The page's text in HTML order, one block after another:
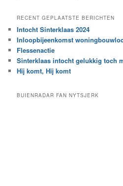
e
e
n
b
e
a
k
i
n
h
e
t
c
RECENT GEPLAATSTE BERICHTEN
Intocht Sinterklaas 2024
Inloopbijeenkomst
Flessenactie
Sinterklaas intocht gelukkig toch
Hij komt, Hij komt
BUIENRADAR FAN NYTSJERK